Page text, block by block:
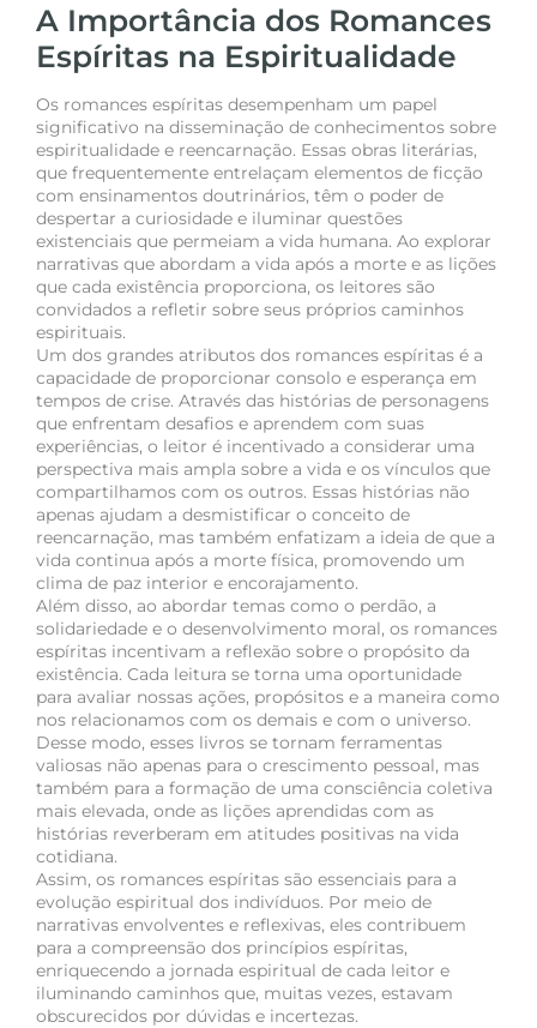
A Importância dos Romances
Espíritas na Espiritualidade
Os romances espíritas desempenham um papel
significativo na disseminação de conhecimentos sobre
espiritualidade e reencarnação. Essas obras literárias,
que frequentemente entrelaçam elementos de ficção
com ensinamentos doutrinários, têm o poder de
despertar a curiosidade e iluminar questões
existenciais que permeiam a vida humana. Ao explorar
narrativas que abordam a vida após a morte e as lições
que cada existência proporciona, os leitores são
convidados a refletir sobre seus próprios caminhos
espirituais.
Um dos grandes atributos dos romances espíritas é a
capacidade de proporcionar consolo e esperança em
tempos de crise. Através das histórias de personagens
que enfrentam desafios e aprendem com suas
experiências, o leitor é incentivado a considerar uma
perspectiva mais ampla sobre a vida e os vínculos que
compartilhamos com os outros. Essas histórias não
apenas ajudam a desmistificar o conceito de
reencarnação, mas também enfatizam a ideia de que a
vida continua após a morte física, promovendo um
clima de paz interior e encorajamento.
Além disso, ao abordar temas como o perdão, a
solidariedade e o desenvolvimento moral, os romances
espíritas incentivam a reflexão sobre o propósito da
existência. Cada leitura se torna uma oportunidade
para avaliar nossas ações, propósitos e a maneira como
nos relacionamos com os demais e com o universo.
Desse modo, esses livros se tornam ferramentas
valiosas não apenas para o crescimento pessoal, mas
também para a formação de uma consciência coletiva
mais elevada, onde as lições aprendidas com as
histórias reverberam em atitudes positivas na vida
cotidiana.
Assim, os romances espíritas são essenciais para a
evolução espiritual dos indivíduos. Por meio de
narrativas envolventes e reflexivas, eles contribuem
para a compreensão dos princípios espíritas,
enriquecendo a jornada espiritual de cada leitor e
iluminando caminhos que, muitas vezes, estavam
obscurecidos por dúvidas e incertezas.